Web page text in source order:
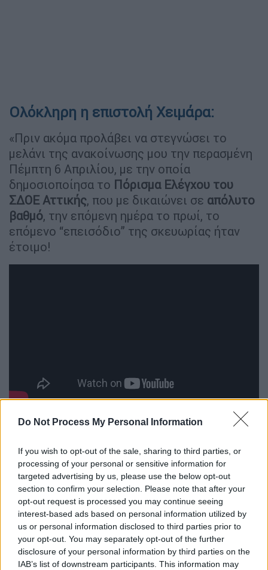
Do Not Process My Personal Information
If you wish to opt-out of the sale, sharing to third parties, or
processing of your personal or sensitive information for
targeted advertising by us, please use the below opt-out
section to confirm your selection. Please note that after your
opt-out request is processed you may continue seeing
interest-based ads based on personal information utilized by
us or personal information disclosed to third parties prior to
your opt-out. You may separately opt-out of the further
disclosure of your personal information by third parties on the
IAB’s list of downstream participants. This information may
Ολόκληρη η επιστολή Χειμάρα:
«Πριν ακόμα προλάβει να στεγνώσει το
μελάνι της ανακοίνωσης μου την περασμένη
Πέμπτη 6 Απριλίου, με την οποία
δημοσιοποίησα το Πόρισμα Ελέγχου του
ΣΔΟΕ Αττικής, που με δικαιώνει σε απόλυτο
βαθμό, την επόμενη ημέρα το πρωί, το
επόμενο “επεισόδιο” της σκευωρίας ήταν
έτοιμο!
Και κατά σύμπτωση, δημοσιεύτηκε –
πρόσκειται στο ΣΥΡΙΖΑ – μαζί με
διαρρεύσαν έγγραφο τηςΕισαγγελίας για
συμπληρωματική εξέταση στοιχείων.
Αξίζει να αναφέρω ότι προς διευκόλυνση
του ελέγχου, έχω προσκομίσει ήδη από τον
Ιανουάριο τα στοιχεία που ζητούνται, τα
οποία άλλωστεείναι έγγραφα δημόσια και